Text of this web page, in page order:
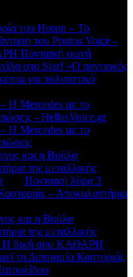
του Horon – Το
του Pontos Voice -
Ποντιακή φωνή
στο Star! «Ο ποντιακός
για πολιτιστικό
– Η Mercedes με το
- HellasVoice.grστο
– Η Mercedes με το
και η Βούλα
της μεταλλικής
στο Ποντιακή λύρα 3
– Αποκαλυπτήρια
και η Βούλα
της μεταλλικής
- H δική σου ΚΑΘΑΡΗ
τη Διποταμία Καστοριάς